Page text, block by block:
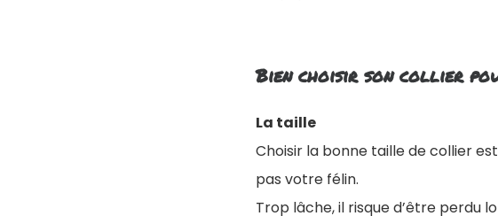
Bien choisir son collier
La taille
Choisir la bonne taille de collier
pas votre félin.
Trop lâche, il risque d’être perdu